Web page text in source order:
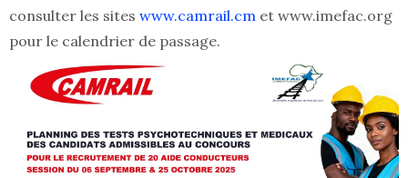
consulter les sites www.camrail.cm et www.imefac.org
pour le calendrier de passage.